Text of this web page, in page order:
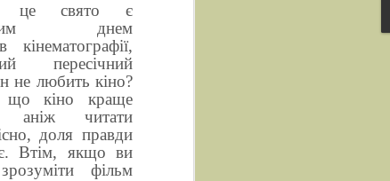
це свято є
днем
кінематографії,
пересічний
не любить кіно?
що кіно краще
аніж читати
доля правди
Втім, якщо ви
фільм
у бібліотеці відкрили родинну виставку родини Дмітрухів